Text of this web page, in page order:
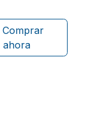
Comprar
ahora